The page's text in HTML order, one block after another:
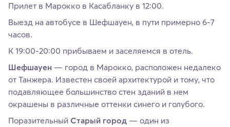
Прилет в Марокко в Касабланку в 12:00.
Выезд на автобусе в Шефшауен, в пути примерно 6-7
часов.
К 19:00-20:00 прибываем и заселяемся в отель.
Шефшауен — город в Марокко, расположен недалеко
от Танжера. Известен своей архитектурой и тому, что
подавляющее большинство стен зданий в нем
окрашены в различные оттенки синего и голубого.
Поразительный Старый город — один из